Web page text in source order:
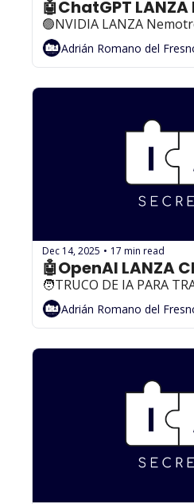
🤖ChatGPT
🟢NVIDIA LANZA
Adrián Romano del
Dec 14, 2025 • 17 min read
🤖OpenAI LANZA
Adrián Romano del